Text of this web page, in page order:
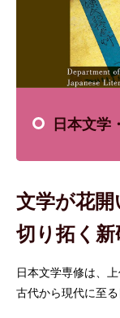
日本文学
文学が花
切り拓く
日本文学専修は、
古代から現代に至